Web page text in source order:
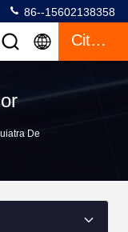
86--15602138358
Citações
De